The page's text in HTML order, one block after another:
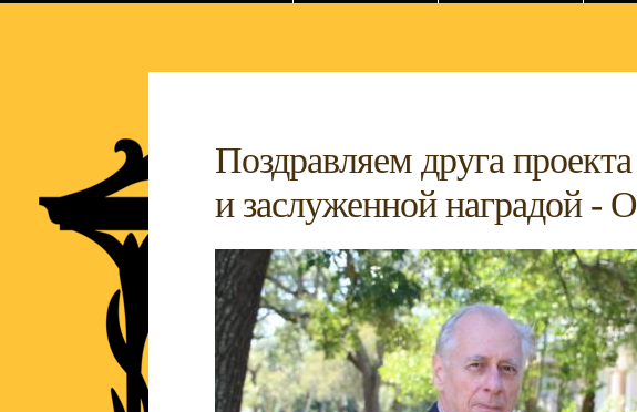
Поздравляем друга
и заслуженной